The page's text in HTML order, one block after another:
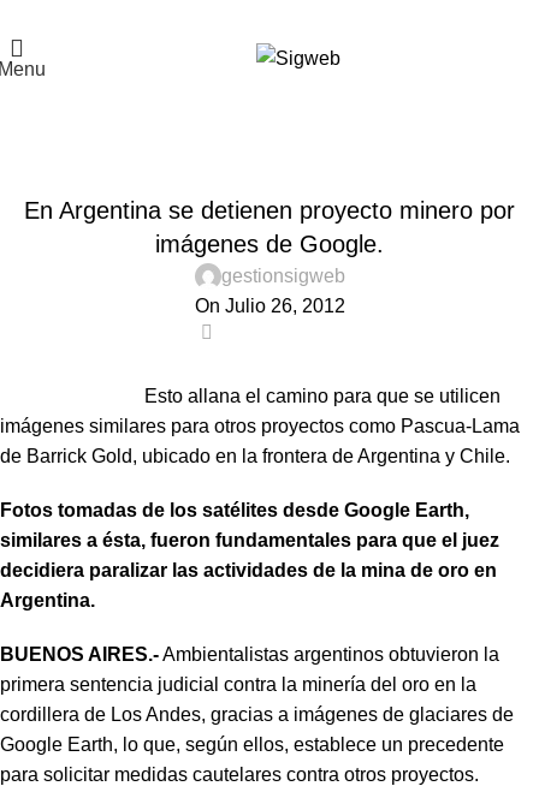
En Argentina se detienen proyecto minero por
imágenes de Google.
gestionsigweb
On Julio 26, 2012
Esto allana el camino para que se utilicen
imágenes similares para otros proyectos como Pascua-Lama
de Barrick Gold, ubicado en la frontera de Argentina y Chile.
Fotos tomadas de los satélites desde Google Earth,
similares a ésta, fueron fundamentales para que el juez
decidiera paralizar las actividades de la mina de oro en
Argentina.
BUENOS AIRES.-Ambientalistas argentinos obtuvieron la
primera sentencia judicial contra la minería del oro en la
cordillera de Los Andes, gracias a imágenes de glaciares de
Google Earth, lo que, según ellos, establece un precedente
para solicitar medidas cautelares contra otros proyectos.